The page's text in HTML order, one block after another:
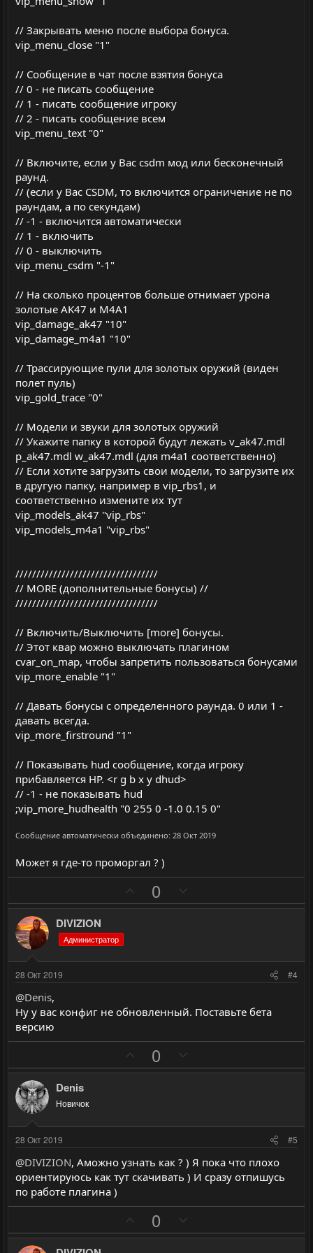
// Закрывать меню после выбора бонуса.
vip_menu_close "1"
// Сообщение в чат после взятия бонуса
// 0 - не писать сообщение
// 1 - писать сообщение игроку
// 2 - писать сообщение всем
vip_menu_text "0"
// Включите, если у Вас csdm мод или бесконечный
раунд.
// (если у Вас CSDM, то включится ограничение не по
раундам, а по секундам)
// -1 - включится автоматически
// 1 - включить
// 0 - выключить
vip_menu_csdm "-1"
// На сколько процентов больше отнимает урона
золотые AK47 и M4A1
vip_damage_ak47 "10"
vip_damage_m4a1 "10"
// Трассирующие пули для золотых оружий (виден
полет пуль)
vip_gold_trace "0"
// Модели и звуки для золотых оружий
// Укажите папку в которой будут лежать v_ak47.mdl
p_ak47.mdl w_ak47.mdl (для m4a1 соответственно)
// Если хотите загрузить свои модели, то загрузите их
в другую папку, например в vip_rbs1, и
соответственно измените их тут
vip_models_ak47 "vip_rbs"
vip_models_m4a1 "vip_rbs"
//////////////////////////////////
// MORE (дополнительные бонусы) //
//////////////////////////////////
// Включить/Выключить [more] бонусы.
// Этот квар можно выключать плагином
cvar_on_map, чтобы запретить пользоваться бонусами
vip_more_enable "1"
// Давать бонусы с определенного раунда. 0 или 1 -
давать всегда.
vip_more_firstround "1"
// Показывать hud сообщение, когда игроку
прибавляется HP. <r g b x y dhud>
// -1 - не показывать hud
;vip_more_hudhealth "0 255 0 -1.0 0.15 0"
Сообщение автоматически объединено: 28 Окт 2019
Может я где-то проморгал ? )
о
т
н
ы
й
о
с
0
е
т
н
ы
й
о
с
DIVIZION
Администратор
28 Окт 2019 #4
@Denis,
Ну у вас конфиг не обновленный. Поставьте бета
версию
о
т
в
н
ы
й
о
0
е
т
в
н
ы
й
о
Denis
Новичок
28 Окт 2019 #5
@DIVIZION, Аможно узнать как ? ) Я пока что плохо
ориентируюсь как тут скачивать ) И сразу отпишусь
по работе плагина )
о
0
е